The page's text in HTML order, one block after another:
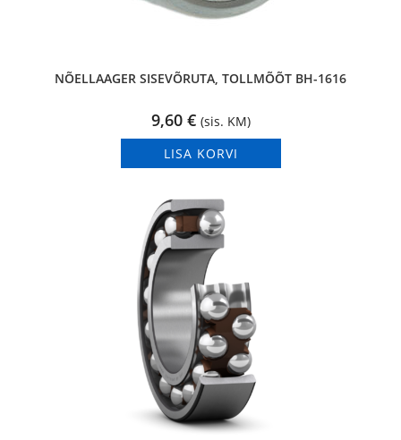
NÕELLAAGER SISEVÕRUTA, TOLLMÕÕT BH-1616
9,60 € (sis. KM)
LISA KORVI